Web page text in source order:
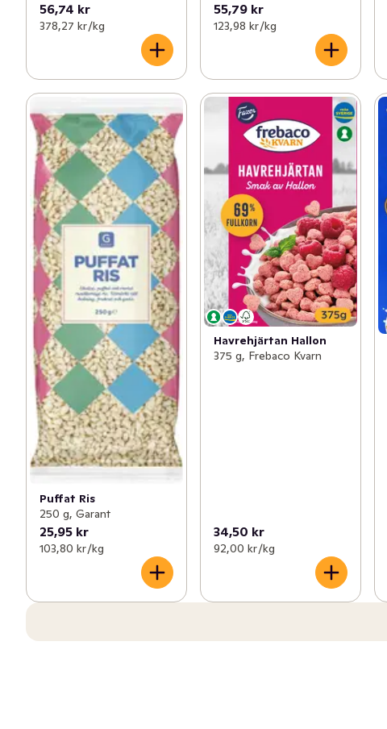
56,74 kr
378,27 kr /kg
55,79 kr
123,98 kr /kg
Puffat Ris
250 g, Garant
25,95 kr
103,80 kr /kg
Havrehjärtan Hallon
375 g, Frebaco Kvarn
34,50 kr
92,00 kr /kg